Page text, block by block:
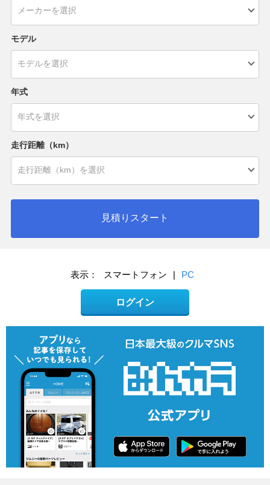
モデル
年式
走行距離（km）
見積りスタート
表示： スマートフォン | PC
ログイン